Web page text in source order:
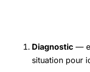
Diagnostic —
situation pour